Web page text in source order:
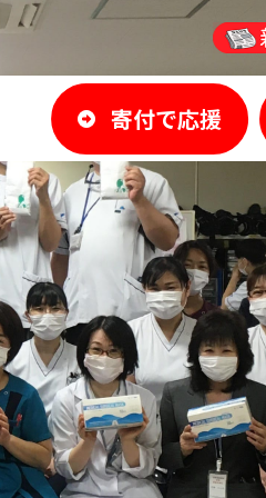
寄付で応援